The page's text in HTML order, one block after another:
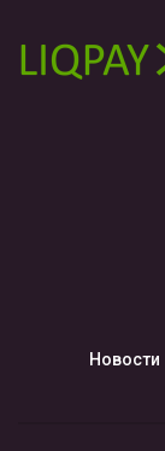
Новости